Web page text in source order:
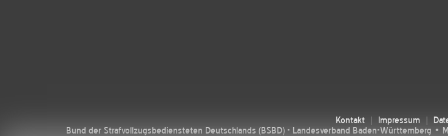
Kontakt Impressum
Bund der Strafvollzugsbediensteten Deutschlands (BSBD) - Landesverband Baden-Württemberg •